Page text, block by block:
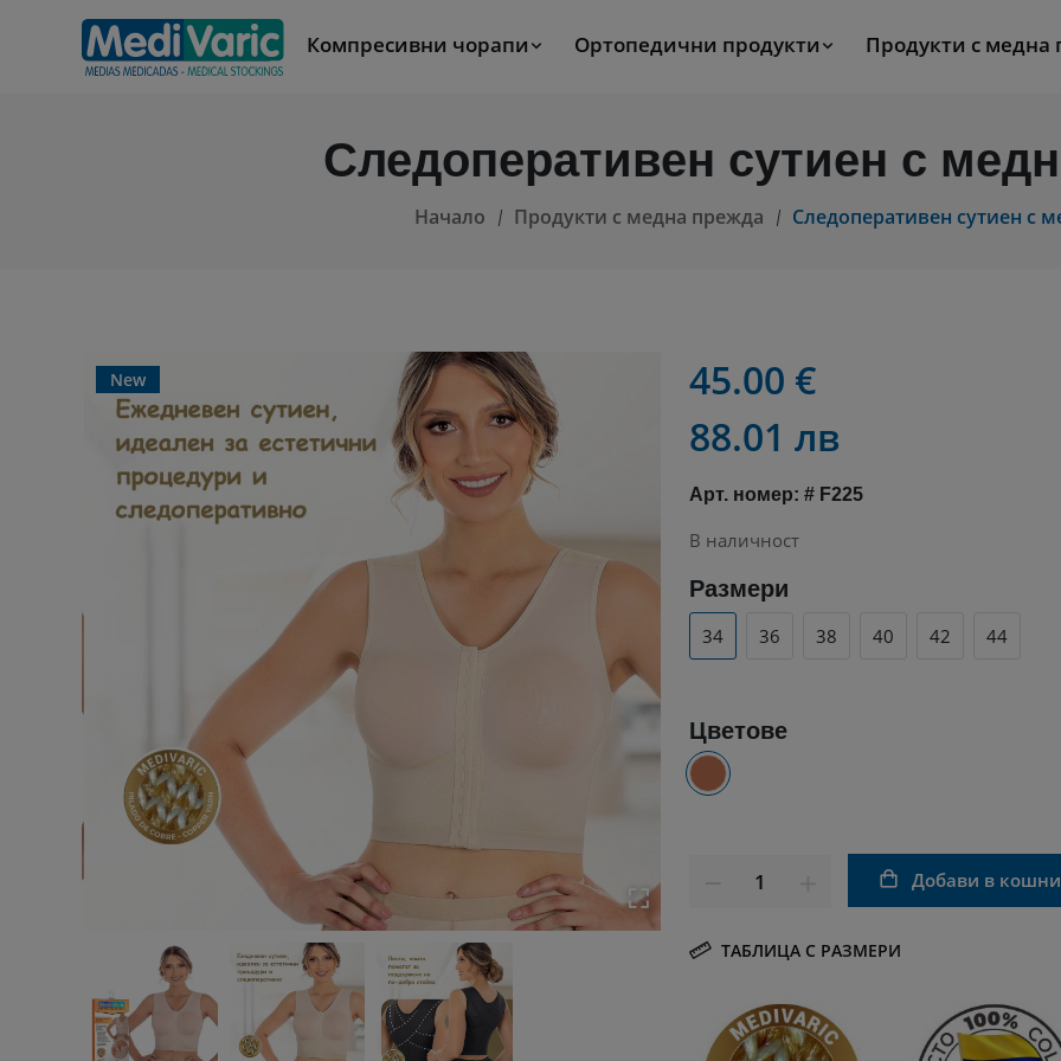
Компресивни чорапи Ортопедични продукти Продукти с медна
Следоперативен сутиен с
Начало Продукти с медна прежда Следоперативен сутиен с
New
45.00 €
88.01 лв
Арт. номер: # F225
В наличност
Размери
34 36 38 40 42 44
Цветове
Добави в
ТАБЛИЦА С РАЗМЕРИ